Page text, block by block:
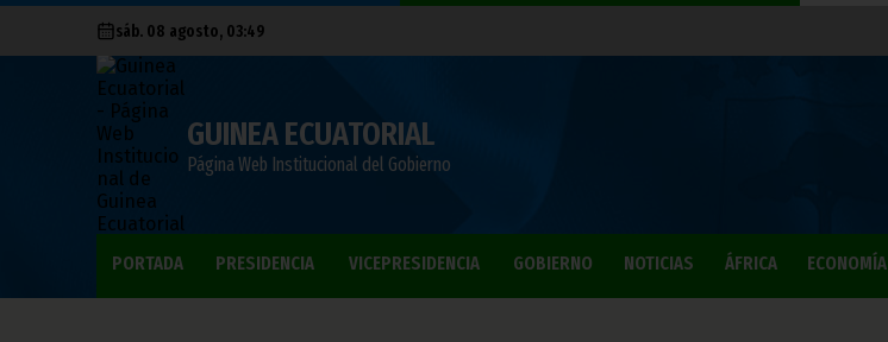
sáb. 08 agosto, 03:49
GUINEA ECUATORIAL
Página Web Institucional del Gobierno
PORTADA PRESIDENCIA VICEPRESIDENCIA GOBIERNO NOTICIAS ÁFRICA ECONOMÍA